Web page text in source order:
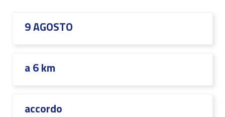
9 AGOSTO
a 6 km
accordo